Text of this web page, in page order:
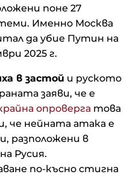
поне 27
Именно Москва
да убие Путин на
2025 г.
в застой и руското
заяви, че е
опроверга това
че нейната атака е
разположени в
Русия.
по-късно стигна